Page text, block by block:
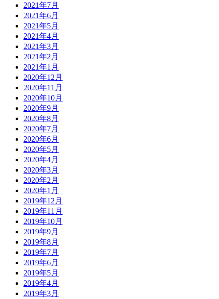
2021年7月
2021年6月
2021年5月
2021年4月
2021年3月
2021年2月
2021年1月
2020年12月
2020年11月
2020年10月
2020年9月
2020年8月
2020年7月
2020年6月
2020年5月
2020年4月
2020年3月
2020年2月
2020年1月
2019年12月
2019年11月
2019年10月
2019年9月
2019年8月
2019年7月
2019年6月
2019年5月
2019年4月
2019年3月